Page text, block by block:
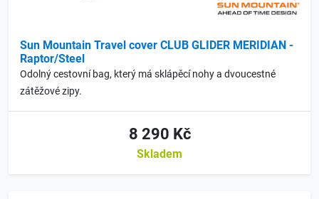
Sun Mountain Travel cover CLUB GLIDER MERIDIAN -
Raptor/Steel
Odolný cestovní bag, který má sklápěcí nohy a dvoucestné
zátěžové zipy.
8 290 Kč
Skladem